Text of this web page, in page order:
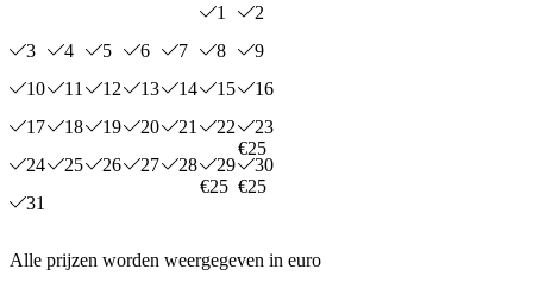
1
2
3
4 5 6 7 8
9
10
11 12 13 14 15
16
17
18 19 20 21 22
23
€25
24
25 26 27 28
29
€25
30
€25
31
Alle prijzen worden weergegeven in euro